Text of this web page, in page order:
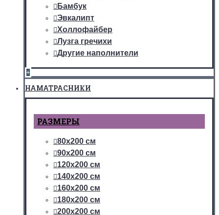
Бамбук
Эвкалипт
Холлофайбер
Лузга гречихи
Другие наполнители
+
НАМАТРАСНИКИ
РАЗМЕРЫ
80х200 см
90х200 см
120х200 см
140х200 см
160х200 см
180х200 см
200х200 см